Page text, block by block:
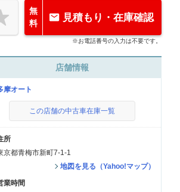
無
料
見積もり・在庫確認
※お電話番号の入力は不要です。
店舗情報
摩オート
この店舗の中古車在庫一覧
所
京都青梅市新町7-1-1
地図を見る（Yahoo!マップ）
業時間